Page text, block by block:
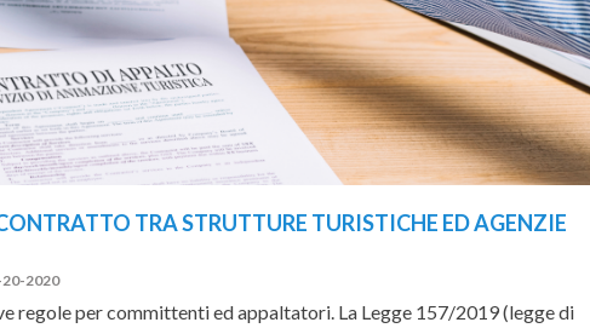
TRA STRUTTURE TURISTICHE ED AGENZIE
20-2020
regole per committenti ed appaltatori. La Legge 157/2019 (legge di